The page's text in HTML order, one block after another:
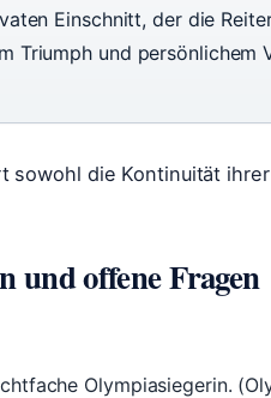
Einschnitt, der die
Triumph und persönlichem
sowohl die Kontinuität
und offene Fragen
Olympiasiegerin.